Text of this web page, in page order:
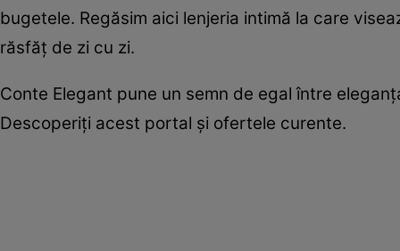
bugetele. Regăsim aici lenjeria intimă la care
răsfăț de zi cu zi.
Conte Elegant pune un semn de egal între
Descoperiți acest portal și ofertele curente.